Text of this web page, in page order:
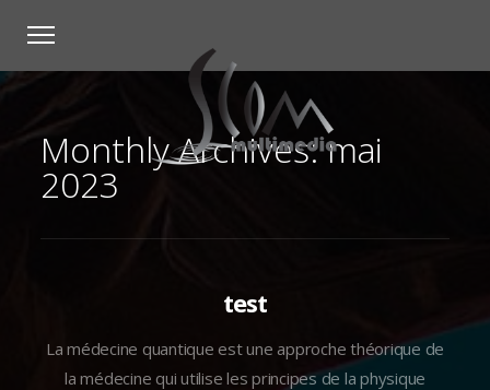
Monthly Archives: mai
2023
test
La médecine quantique est une approche théorique de
la médecine qui utilise les principes de la physique